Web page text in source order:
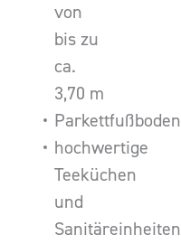
von
bis zu
ca.
3,70 m
Parkettfußboden
hochwertige
Teeküchen
und
Sanitäreinheiten